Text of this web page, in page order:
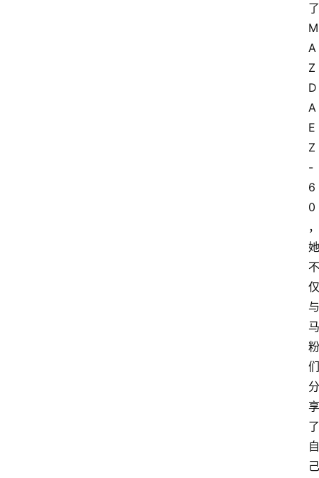
了
M
A
Z
D
A
E
Z
-
6
0
，
她
不
仅
与
马
粉
们
分
享
了
自
己